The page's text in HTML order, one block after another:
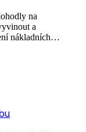
na
a
nákladních…